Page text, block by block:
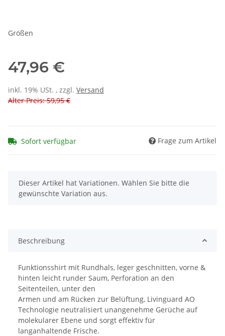
Größen
47,96 €
inkl. 19% USt. , zzgl. Versand
Alter Preis: 59,95 €
Sofort verfügbar Frage zum Artikel
x
Dieser Artikel hat Variationen. Wählen Sie bitte die
gewünschte Variation aus.
Beschreibung
Funktionsshirt mit Rundhals, leger geschnitten, vorne &
hinten leicht runder Saum, Perforation an den
Seitenteilen, unter den
Armen und am Rücken zur Belüftung, Livinguard AO
Technologie neutralisiert unangenehme Gerüche auf
molekularer Ebene und sorgt effektiv für
langanhaltende Frische.